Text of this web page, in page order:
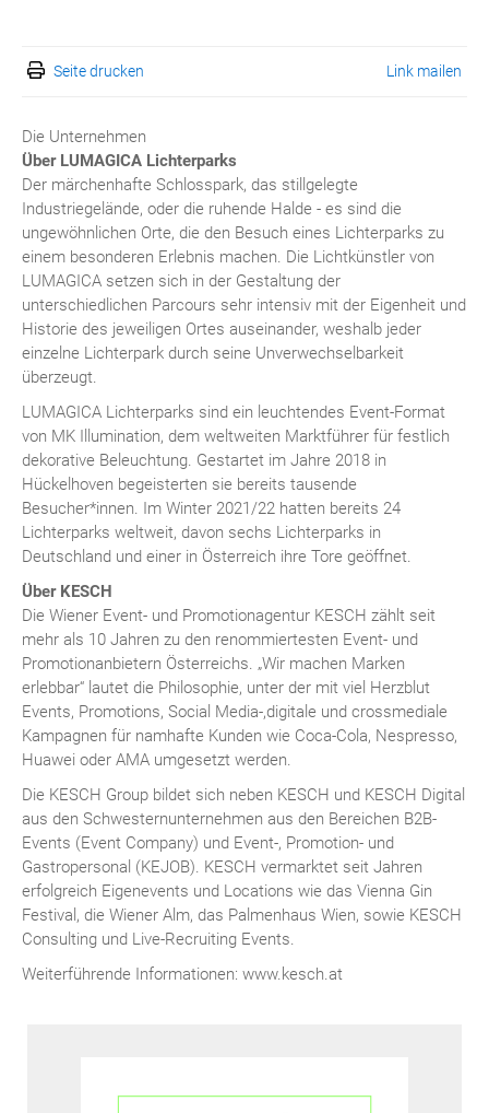
Seite drucken Link mailen
Die Unternehmen
Über LUMAGICA Lichterparks
Der märchenhafte Schlosspark, das stillgelegte
Industriegelände, oder die ruhende Halde - es sind die
ungewöhnlichen Orte, die den Besuch eines Lichterparks zu
einem besonderen Erlebnis machen. Die Lichtkünstler von
LUMAGICA setzen sich in der Gestaltung der
unterschiedlichen Parcours sehr intensiv mit der Eigenheit und
Historie des jeweiligen Ortes auseinander, weshalb jeder
einzelne Lichterpark durch seine Unverwechselbarkeit
überzeugt.
LUMAGICA Lichterparks sind ein leuchtendes Event-Format
von MK Illumination, dem weltweiten Marktführer für festlich
dekorative Beleuchtung. Gestartet im Jahre 2018 in
Hückelhoven begeisterten sie bereits tausende
Besucher*innen. Im Winter 2021/22 hatten bereits 24
Lichterparks weltweit, davon sechs Lichterparks in
Deutschland und einer in Österreich ihre Tore geöffnet.
Über KESCH
Die Wiener Event- und Promotionagentur KESCH zählt seit
mehr als 10 Jahren zu den renommiertesten Event- und
Promotionanbietern Österreichs. „Wir machen Marken
erlebbar“ lautet die Philosophie, unter der mit viel Herzblut
Events, Promotions, Social Media-,digitale und crossmediale
Kampagnen für namhafte Kunden wie Coca-Cola, Nespresso,
Huawei oder AMA umgesetzt werden.
Die KESCH Group bildet sich neben KESCH und KESCH Digital
aus den Schwesternunternehmen aus den Bereichen B2B-
Events (Event Company) und Event-, Promotion- und
Gastropersonal (KEJOB). KESCH vermarktet seit Jahren
erfolgreich Eigenevents und Locations wie das Vienna Gin
Festival, die Wiener Alm, das Palmenhaus Wien, sowie KESCH
Consulting und Live-Recruiting Events.
Weiterführende Informationen: www.kesch.at